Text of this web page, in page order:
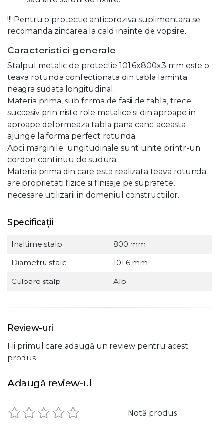
!!! Pentru o protectie anticoroziva suplimentara se
recomanda zincarea la cald inainte de vopsire.
Caracteristici generale
Stalpul metalic de protectie 101.6x800x3 mm este o
teava rotunda confectionata din tabla laminta
neagra sudata longitudinal.
Materia prima, sub forma de fasii de tabla, trece
succesiv prin niste role metalice si din aproape in
aproape deformeaza tabla pana cand aceasta
ajunge la forma perfect rotunda.
Apoi marginile lungitudinale sunt unite printr-un
cordon continuu de sudura.
Materia prima din care este realizata teava rotunda
are proprietati fizice si finisaje pe suprafete,
necesare utilizarii in domeniul constructiilor.
Specificații
Inaltime stalp
800 mm
Diametru stalp
101.6 mm
Culoare stalp
Alb
Review-uri
Fii primul care adaugă un review pentru acest
produs.
Adaugă review-ul
Notă produs